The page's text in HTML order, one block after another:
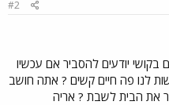
#2
יודעים להסביר אם עכשיו
לנו פה חיים קשים ? אתה חושב
את הבית לשבת ? אריה